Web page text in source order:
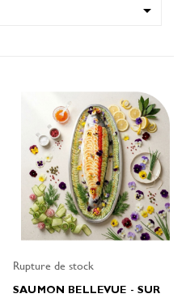

Rupture de stock
SAUMON BELLEVUE - SUR